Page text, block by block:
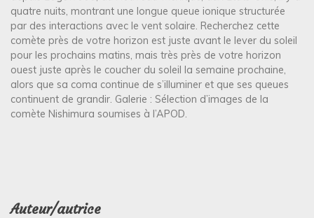
quatre nuits, montrant une longue queue ionique structurée
par des interactions avec le vent solaire. Recherchez cette
comète près de votre horizon est juste avant le lever du soleil
pour les prochains matins, mais très près de votre horizon
ouest juste après le coucher du soleil la semaine prochaine,
alors que sa coma continue de s’illuminer et que ses queues
continuent de grandir. Galerie : Sélection d’images de la
comète Nishimura soumises à l’APOD.
Auteur/autrice